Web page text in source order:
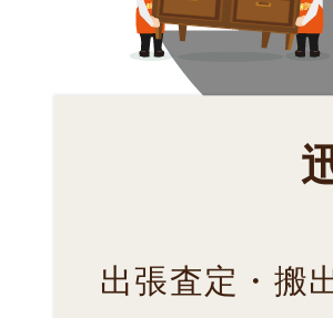
出張査定・搬